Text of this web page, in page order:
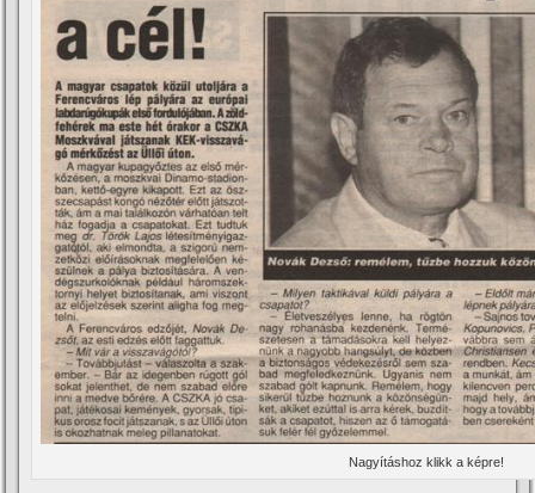
Nagyí­táshoz klikk a képre!